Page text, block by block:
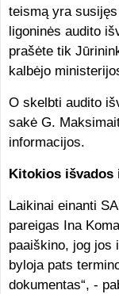
teismą yra
ligoninės audito
prašėte tik
kalbėjo
O skelbti audito
sakė G.
informacijos.
Kitokios išvados
Laikinai einanti
pareigas Ina
paaiškino, jog jos
byloja pats
dokumentas“, -